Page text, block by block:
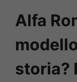
Alfa
storia?